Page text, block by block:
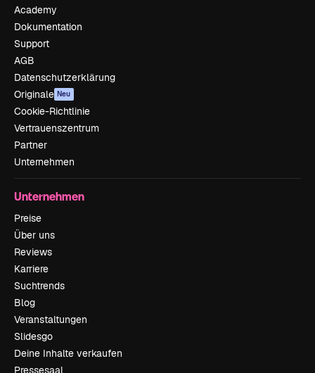
Academy
Dokumentation
Support
AGB
Datenschutzerklärung
Originale Neu
Cookie-Richtlinie
Vertrauenszentrum
Partner
Unternehmen
Unternehmen
Preise
Über uns
Reviews
Karriere
Suchtrends
Blog
Veranstaltungen
Slidesgo
Deine Inhalte verkaufen
Pressesaal